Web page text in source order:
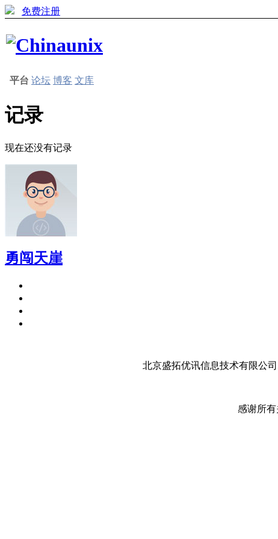
免费注册
平台 论坛 博客 文库
记录
现在还没有记录
勇闯天崖
北京盛拓优讯信息技术有限公
感谢所